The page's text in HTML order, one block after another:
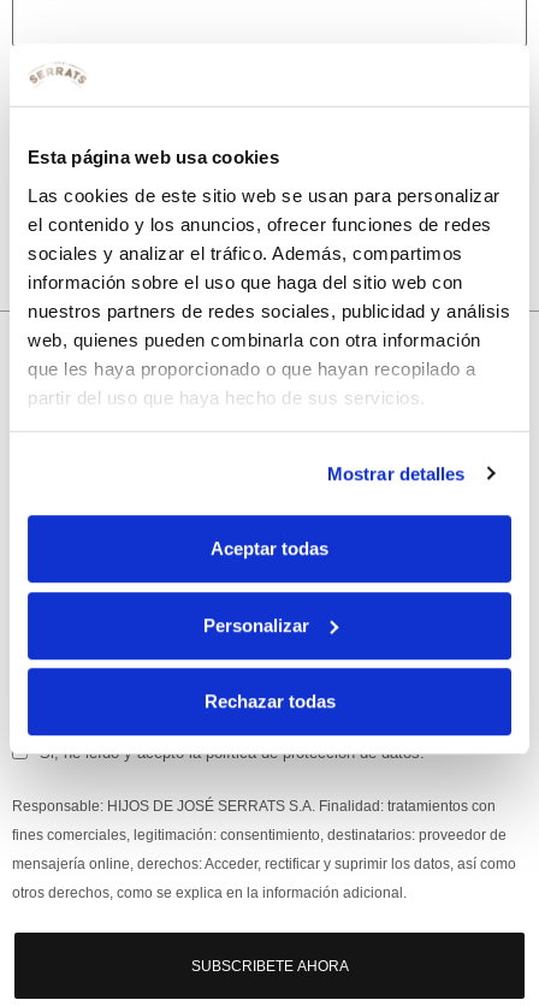
Esta página web usa cookies
Las cookies de este sitio web se usan para personalizar
el contenido y los anuncios, ofrecer funciones de redes
sociales y analizar el tráfico. Además, compartimos
información sobre el uso que haga del sitio web con
nuestros partners de redes sociales, publicidad y análisis
web, quienes pueden combinarla con otra información
que les haya proporcionado o que hayan recopilado a
partir del uso que haya hecho de sus servicios.
Mostrar detalles
Aceptar todas
Personalizar
Rechazar todas
Guarda mi nombre, correo electrónico y web en este
10% de descuento
con tu primera compra.
a nuestra newsletter para recibir nuestras
disfruta deun 10% de descuentoen tu primera compra.
Si, he leído y acepto la política de protección de datos.
Responsable: HIJOS DE JOSÉ SERRATS S.A. Finalidad: tratamientos con
fines comerciales, legitimación: consentimiento, destinatarios: proveedor de
mensajería online, derechos: Acceder, rectificar y suprimir los datos, así como
otros derechos, como se explica en la información adicional.
SUBSCRIBETE AHORA